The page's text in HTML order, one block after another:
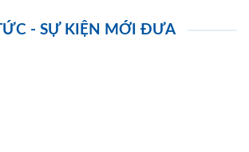
- SỰ KIỆN MỚI ĐƯA